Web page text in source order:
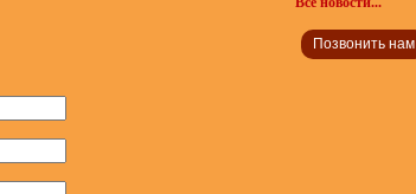
Позвонить нам